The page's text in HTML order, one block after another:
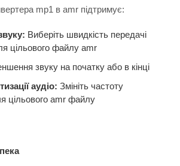
mp1 в amr підтримує:
Виберіть швидкість передачі
цільового файлу amr
звуку на початку або в кінці
аудіо: Змініть частоту
цільового amr файлу